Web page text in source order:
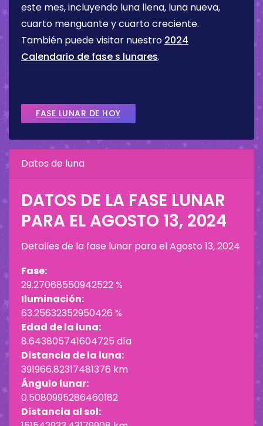
este mes, incluyendo luna llena, luna nueva,
cuarto menguante y cuarto creciente.
También puede visitar nuestro 2024
Calendario de fase s lunares.
FASE LUNAR DE HOY
Datos de luna
DATOS DE LA FASE LUNAR
PARA EL AGOSTO 13, 2024
Detalles de la fase lunar para elAgosto 13, 2024
Fase:
29.27068550942522 %
Iluminación:
63.25632352950426 %
Edad de la luna:
8.643805741604725 día
Distancia de la luna:
391966.82317481376 km
Ángulo lunar:
0.5080995286460182
Distancia al sol: